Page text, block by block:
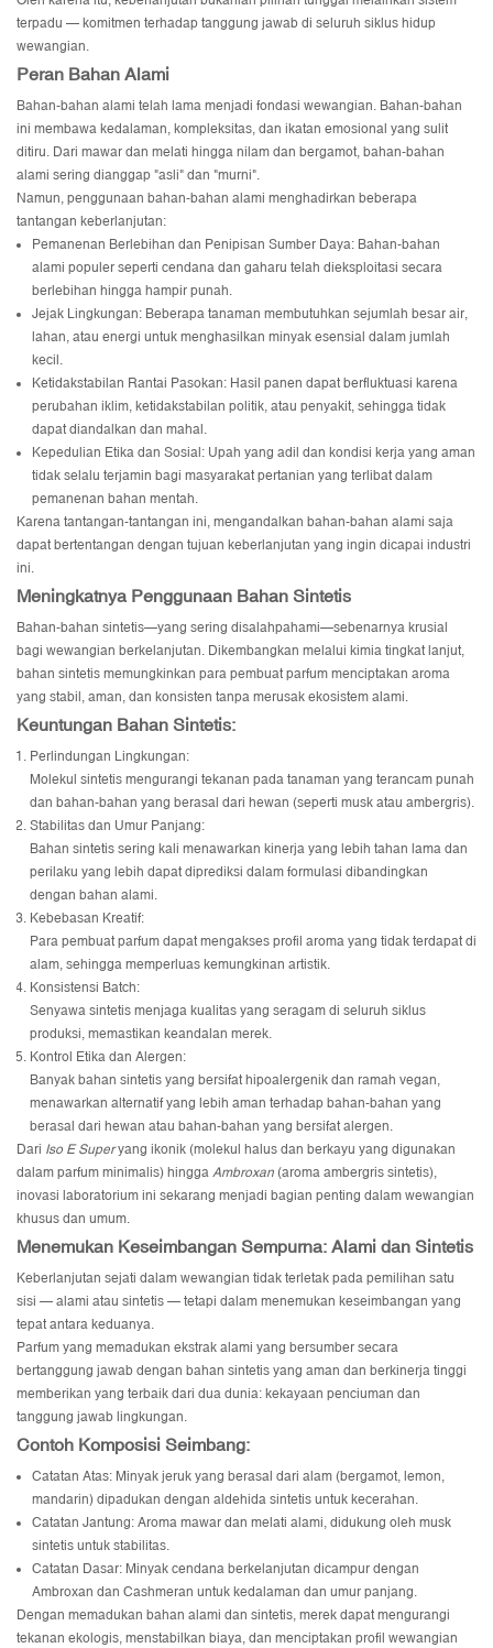
terpadu — komitmen terhadap tanggung jawab di seluruh siklus hidup
wewangian.
Peran Bahan Alami
Bahan-bahan alami telah lama menjadi fondasi wewangian. Bahan-bahan
ini membawa kedalaman, kompleksitas, dan ikatan emosional yang sulit
ditiru. Dari mawar dan melati hingga nilam dan bergamot, bahan-bahan
alami sering dianggap "asli" dan "murni".
Namun, penggunaan bahan-bahan alami menghadirkan beberapa
tantangan keberlanjutan:
Pemanenan Berlebihan dan Penipisan Sumber Daya: Bahan-bahan
alami populer seperti cendana dan gaharu telah dieksploitasi secara
berlebihan hingga hampir punah.
Jejak Lingkungan: Beberapa tanaman membutuhkan sejumlah besar air,
lahan, atau energi untuk menghasilkan minyak esensial dalam jumlah
kecil.
Ketidakstabilan Rantai Pasokan: Hasil panen dapat berfluktuasi karena
perubahan iklim, ketidakstabilan politik, atau penyakit, sehingga tidak
dapat diandalkan dan mahal.
Kepedulian Etika dan Sosial: Upah yang adil dan kondisi kerja yang aman
tidak selalu terjamin bagi masyarakat pertanian yang terlibat dalam
pemanenan bahan mentah.
Karena tantangan-tantangan ini, mengandalkan bahan-bahan alami saja
dapat bertentangan dengan tujuan keberlanjutan yang ingin dicapai industri
ini.
Meningkatnya Penggunaan Bahan Sintetis
Bahan-bahan sintetis—yang sering disalahpahami—sebenarnya krusial
bagi wewangian berkelanjutan. Dikembangkan melalui kimia tingkat lanjut,
bahan sintetis memungkinkan para pembuat parfum menciptakan aroma
yang stabil, aman, dan konsisten tanpa merusak ekosistem alami.
Keuntungan Bahan Sintetis:
Perlindungan Lingkungan:
Molekul sintetis mengurangi tekanan pada tanaman yang terancam punah
dan bahan-bahan yang berasal dari hewan (seperti musk atau ambergris).
Stabilitas dan Umur Panjang:
Bahan sintetis sering kali menawarkan kinerja yang lebih tahan lama dan
perilaku yang lebih dapat diprediksi dalam formulasi dibandingkan
dengan bahan alami.
Kebebasan Kreatif:
Para pembuat parfum dapat mengakses profil aroma yang tidak terdapat di
alam, sehingga memperluas kemungkinan artistik.
Konsistensi Batch:
Senyawa sintetis menjaga kualitas yang seragam di seluruh siklus
produksi, memastikan keandalan merek.
Kontrol Etika dan Alergen:
Banyak bahan sintetis yang bersifat hipoalergenik dan ramah vegan,
menawarkan alternatif yang lebih aman terhadap bahan-bahan yang
berasal dari hewan atau bahan-bahan yang bersifat alergen.
Dari Iso E Superyang ikonik (molekul halus dan berkayu yang digunakan
dalam parfum minimalis) hingga Ambroxan (aroma ambergris sintetis),
inovasi laboratorium ini sekarang menjadi bagian penting dalam wewangian
khusus dan umum.
Menemukan Keseimbangan Sempurna: Alami dan Sintetis
Keberlanjutan sejati dalam wewangian tidak terletak pada pemilihan satu
sisi — alami atau sintetis — tetapi dalam menemukan keseimbangan yang
tepat antara keduanya.
Parfum yang memadukan ekstrak alami yang bersumber secara
bertanggung jawab dengan bahan sintetis yang aman dan berkinerja tinggi
memberikan yang terbaik dari dua dunia: kekayaan penciuman dan
tanggung jawab lingkungan.
Contoh Komposisi Seimbang:
Catatan Atas: Minyak jeruk yang berasal dari alam (bergamot, lemon,
mandarin) dipadukan dengan aldehida sintetis untuk kecerahan.
Catatan Jantung: Aroma mawar dan melati alami, didukung oleh musk
sintetis untuk stabilitas.
Catatan Dasar: Minyak cendana berkelanjutan dicampur dengan
Ambroxan dan Cashmeran untuk kedalaman dan umur panjang.
Dengan memadukan bahan alami dan sintetis, merek dapat mengurangi
tekanan ekologis, menstabilkan biaya, dan menciptakan profil wewangian